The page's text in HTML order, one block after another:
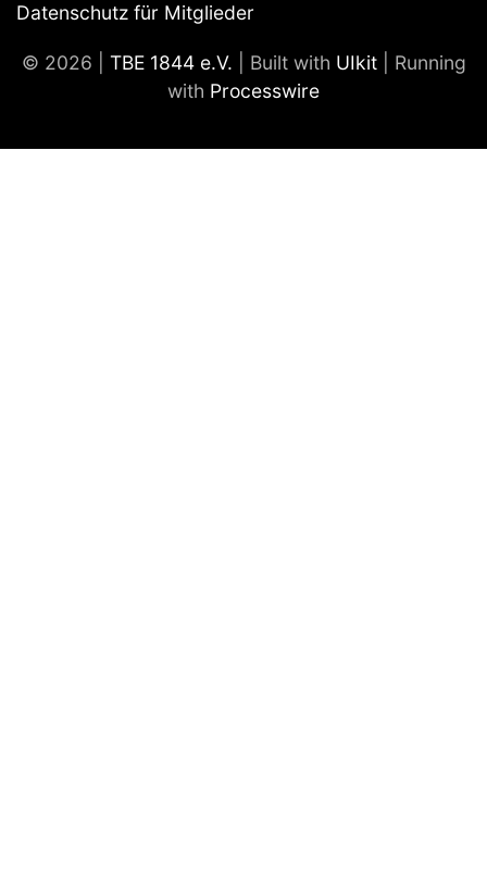
Datenschutz für Mitglieder
© 2026 | TBE 1844 e.V. | Built with UIkit| Running
with Processwire